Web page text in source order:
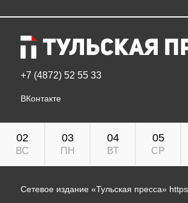
+7 (4872) 52 55 33
ВКонтакте
02
ВС
03
ПН
04
ВТ
05
СР
Сетевое издание «Тульская пресса»